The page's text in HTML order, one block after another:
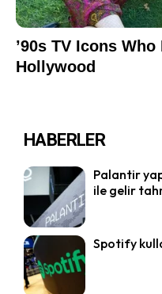
HABERLER
Palantir
ile gelir
Spotify